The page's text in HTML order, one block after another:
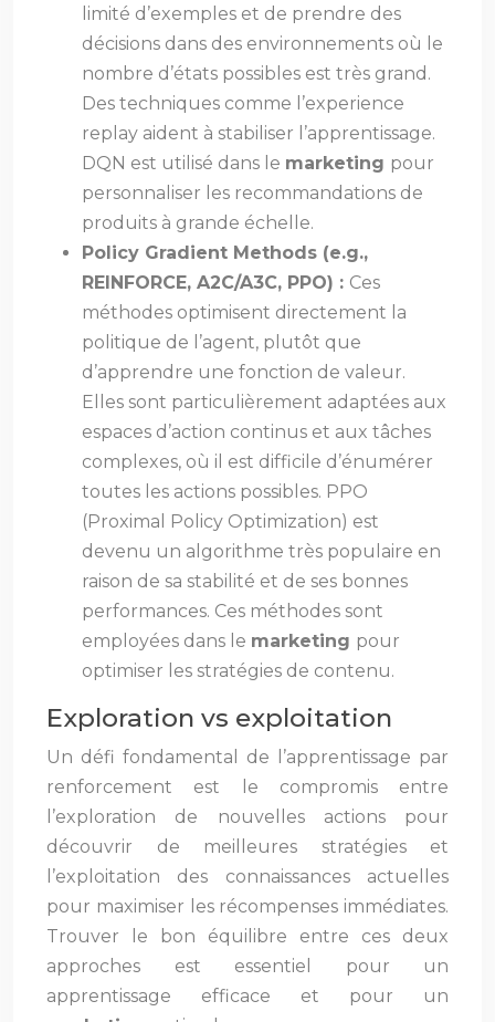
limité d’exemples et de prendre des
décisions dans des environnements où le
nombre d’états possibles est très grand.
Des techniques comme l’experience
replay aident à stabiliser l’apprentissage.
DQN est utilisé dans le marketing pour
personnaliser les recommandations de
produits à grande échelle.
Policy Gradient Methods (e.g.,
REINFORCE, A2C/A3C, PPO) : Ces
méthodes optimisent directement la
politique de l’agent, plutôt que
d’apprendre une fonction de valeur.
Elles sont particulièrement adaptées aux
espaces d’action continus et aux tâches
complexes, où il est difficile d’énumérer
toutes les actions possibles. PPO
(Proximal Policy Optimization) est
devenu un algorithme très populaire en
raison de sa stabilité et de ses bonnes
performances. Ces méthodes sont
employées dans le marketing pour
optimiser les stratégies de contenu.
Exploration vs exploitation
Un défi fondamental de l’apprentissage par
renforcement est le compromis entre
l’exploration de nouvelles actions pour
découvrir de meilleures stratégies et
l’exploitation des connaissances actuelles
pour maximiser les récompenses immédiates.
Trouver le bon équilibre entre ces deux
approches est essentiel pour un
apprentissage efficace et pour un